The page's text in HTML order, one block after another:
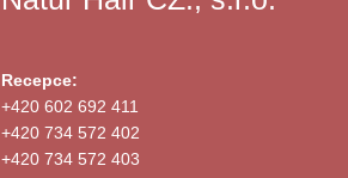
Recepce:
+420 602 692 411
+420 734 572 402
+420 734 572 403